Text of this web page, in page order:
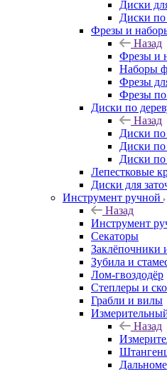
Диски
Диски по
Фрезы и
Назад
Фрезы и
Наборы
Фрезы
Фрезы по
Диски по
Назад
Диски по
Диски по
Диски по
Лепестковые
Диски для
Инструмент ручной
Назад
Инструмент
Секаторы
Заклёпочники
Зубила и
Лом-гвоздодёр
Степлеры и
Грабли и вилы
Назад